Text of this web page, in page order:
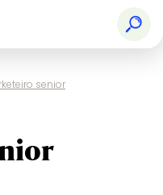
senior